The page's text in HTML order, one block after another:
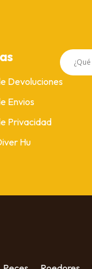
Devoluciones
Envios
Privacidad
Hu